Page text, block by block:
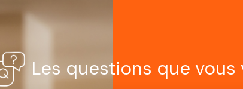
Les questions que vous